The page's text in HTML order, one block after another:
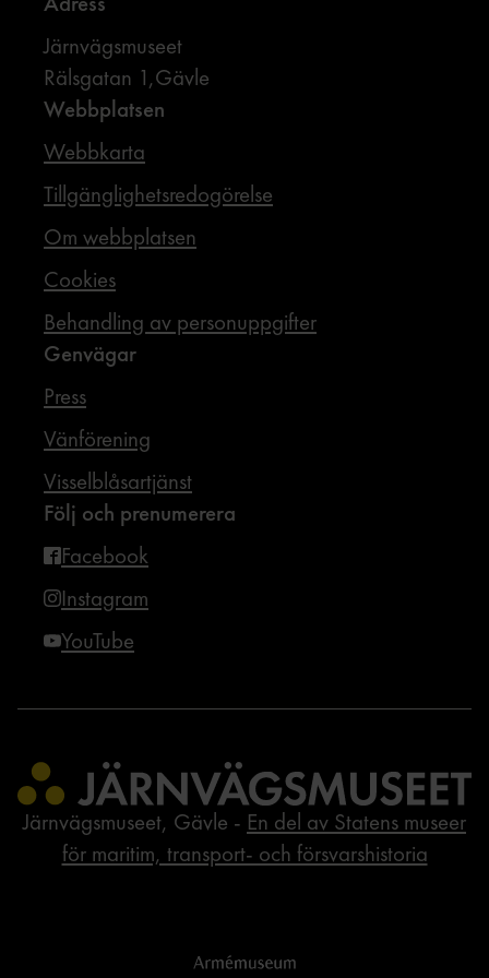
Järnvägsmuseet
Rälsgatan 1,Gävle
Webbplatsen
Webbkarta
Tillgänglighetsredogörelse
Om webbplatsen
Cookies
Behandling av personuppgifter
Genvägar
Press
Vänförening
Visselblåsartjänst
Följ och prenumerera
Facebook
Instagram
YouTube
Järnvägsmuseet, Gävle - En del av Statens museer
för maritim, transport- och försvarshistoria